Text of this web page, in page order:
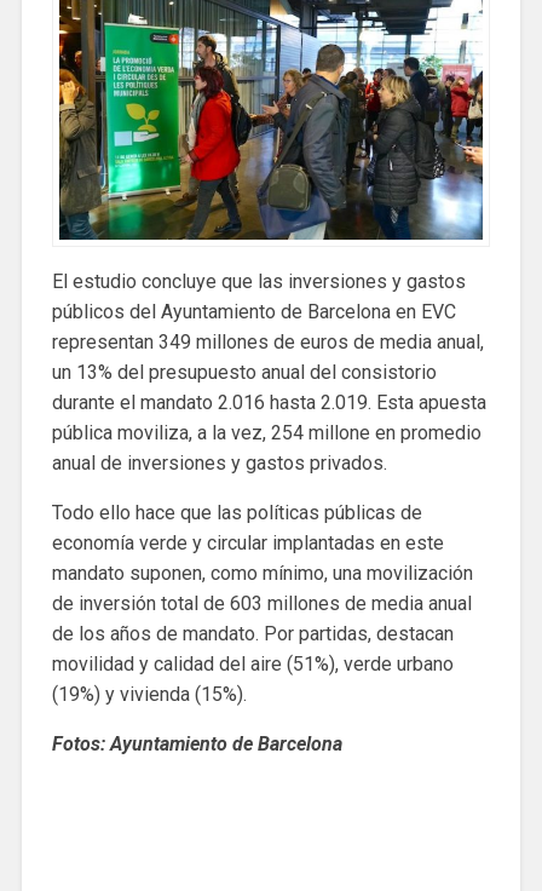
El estudio concluye que las inversiones y gastos
públicos del Ayuntamiento de Barcelona en EVC
representan 349 millones de euros de media anual,
un 13% del presupuesto anual del consistorio
durante el mandato 2.016 hasta 2.019. Esta apuesta
pública moviliza, a la vez, 254 millone en promedio
anual de inversiones y gastos privados.
Todo ello hace que las políticas públicas de
economía verde y circular implantadas en este
mandato suponen, como mínimo, una movilización
de inversión total de 603 millones de media anual
de los años de mandato. Por partidas, destacan
movilidad y calidad del aire (51%), verde urbano
(19%) y vivienda (15%).
Fotos: Ayuntamiento de Barcelona